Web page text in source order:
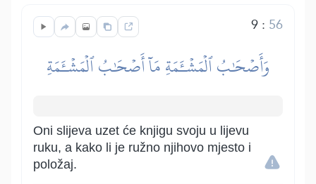
9: 56
وَأَصۡحَٰبُ ٱلۡمَشۡـَٔمَةِ مَآ أَصۡحَٰبُ ٱلۡمَشۡـَٔمَةِ
Oni slijeva uzet će knjigu svoju u lijevu
ruku, a kako li je ružno njihovo mjesto i
položaj.